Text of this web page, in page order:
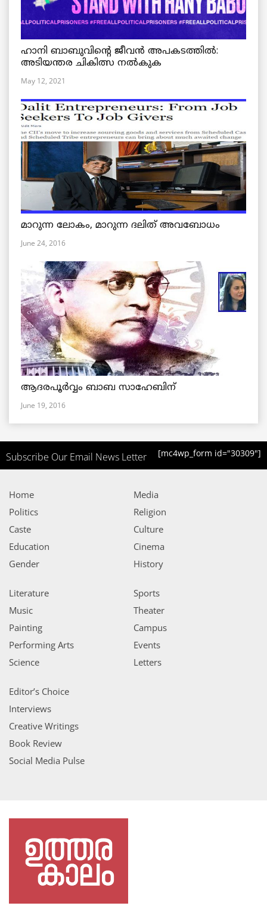
ഹാനി ബാബുവിന്റെ ജീവൻ അപകടത്തിൽ:
അടിയന്തര ചികിത്സ നൽകുക
May 12, 2021
മാറുന്ന ലോകം, മാറുന്ന ദലിത് അവബോധം
June 24, 2016
ആദരപൂര്‍വ്വം ബാബ സാഹേബിന്
June 19, 2016
Subscribe Our Email News Letter [mc4wp_form id="30309"]
Home
Politics
Caste
Education
Gender
Media
Religion
Culture
Cinema
History
Literature
Music
Painting
Performing Arts
Science
Sports
Theater
Campus
Events
Letters
Editor’s Choice
Interviews
Creative Writings
Book Review
Social Media Pulse